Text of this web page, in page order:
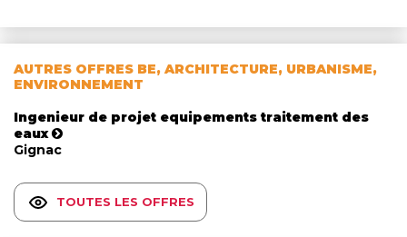
AUTRES OFFRES BE, ARCHITECTURE, URBANISME,
ENVIRONNEMENT
Ingenieur de projet equipements traitement des
eaux
Gignac
TOUTES LES OFFRES